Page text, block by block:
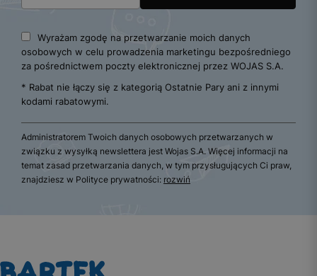
Wyrażam zgodę na przetwarzanie moich danych
osobowych w celu prowadzenia marketingu bezpośredniego
za pośrednictwem poczty elektronicznej przez WOJAS S.A.
* Rabat nie łączy się z kategorią Ostatnie Pary ani z innymi
kodami rabatowymi.
Administratorem Twoich danych osobowych przetwarzanych w
związku z wysyłką newslettera jest Wojas S.A. Więcej informacji na
temat zasad przetwarzania danych, w tym przysługujących Ci praw,
znajdziesz w Polityce prywatności: rozwiń